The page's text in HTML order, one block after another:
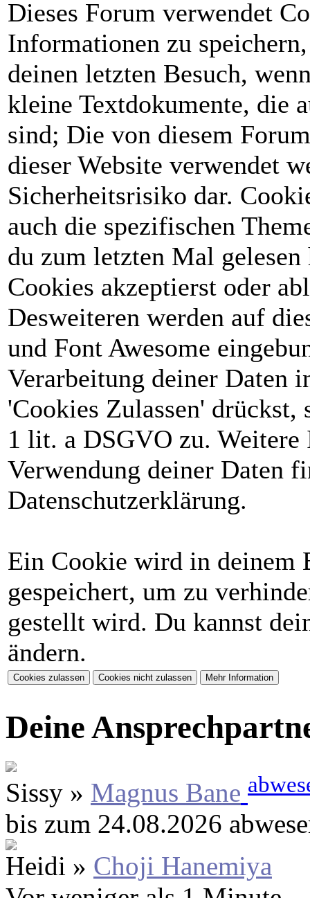
Dieses Forum verwendet
Informationen zu
deinen letzten Besuch,
kleine Textdokumente, die
sind; Die von diesem
dieser Website verwendet
Sicherheitsrisiko dar.
auch die spezifischen
du zum letzten Mal
Cookies akzeptierst oder
Desweiteren werden auf
und Font Awesome
Verarbeitung deiner Daten
'Cookies Zulassen'
1 lit. a DSGVO zu.
Verwendung deiner Daten
Datenschutzerklärung.
Ein Cookie wird in deinem
gespeichert, um zu
gestellt wird. Du kannst
ändern.
Deine
Sissy » Magnus Bane
bis zum 24.08.2026
Heidi » Choji Hanemiya